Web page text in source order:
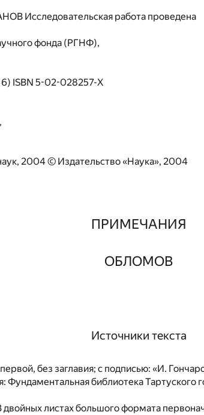
Исследовательская работа проведена
фонда (РГНФ),
ISBN 5-02-028257-Х
2004 © Издательство «Наука», 2004
ПРИМЕЧАНИЯ
ОБЛОМОВ
Источники текста
без заглавия; с подписью: «И.
Фундаментальная библиотека
двойных листах большого формата